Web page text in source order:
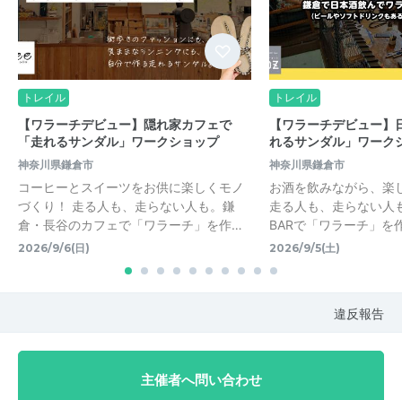
トレイル
【ワラーチデビュー】隠れ家カフェで
「走れるサンダル」ワークショップ
神奈川県鎌倉市
コーヒーとスイーツをお供に楽しくモノ
づくり！ 走る人も、走らない人も。鎌
倉・長谷のカフェで「ワラーチ」を作…
2026/9/6(日)
トレイル
【ワラーチデビュー
れるサンダル」ワーク
神奈川県鎌倉市
お酒を飲みながら、楽
走る人も、走らない人
BARで「ワラーチ」を
2026/9/5(土)
違反報告
主催者へ問い合わせ